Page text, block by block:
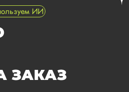
ИИ
ЗАКАЗ